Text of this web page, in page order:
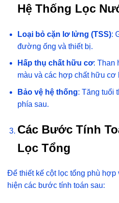
Hệ Thống Lọc
Loại bỏ cặn lơ lửng (TSS):
đường ống và thiết bị.
Hấp thụ chất hữu cơ: Than
màu và các hợp chất hữu cơ
Bảo vệ hệ thống: Tăng tuổi
phía sau.
Các Bước Tính
Lọc Tổng
Để thiết kế cột lọc tổng phù
hiện các bước tính toán sau: